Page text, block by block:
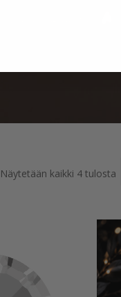
Näytetään kaikki 4 tulosta